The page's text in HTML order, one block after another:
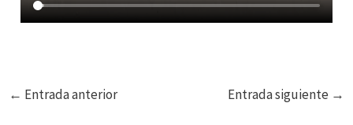
← Entrada anterior Entrada siguiente →